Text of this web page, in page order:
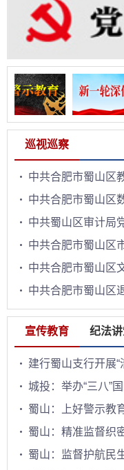
巡视巡察
中共蜀山区审计局
宣传教育 纪法
建行蜀山支行开展“
城投：举办“三八”
蜀山：上好警示教
蜀山：精准监督织
蜀山：监督护航民